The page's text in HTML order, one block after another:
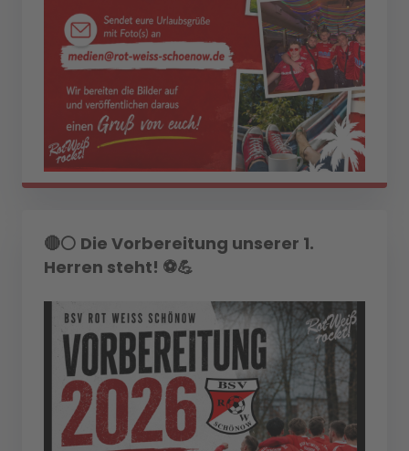
🔴⚪ Die Vorbereitung unserer 1.
Herren steht! ⚽💪